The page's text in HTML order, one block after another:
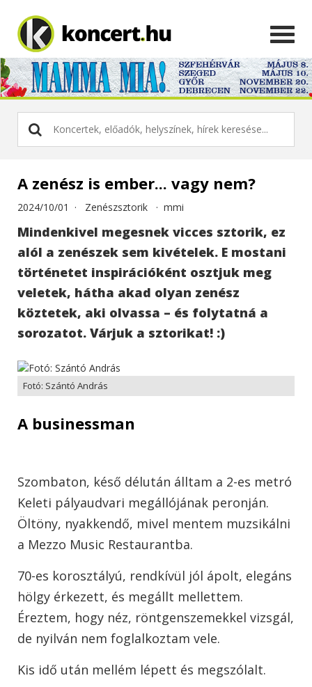
A zenész is ember... vagy nem?
2024/10/01 · Zenészsztorik · mmi
Mindenkivel megesnek vicces sztorik, ez
alól a zenészek sem kivételek. E mostani
történetet inspirációként osztjuk meg
veletek, hátha akad olyan zenész
köztetek, aki olvassa – és folytatná a
sorozatot. Várjuk a sztorikat! :)
Fotó: Szántó András
A businessman
Szombaton, késő délután álltam a 2-es metró
Keleti pályaudvari megállójának peronján.
Öltöny, nyakkendő, mivel mentem muzsikálni
a Mezzo Music Restaurantba.
70-es korosztályú, rendkívül jól ápolt, elegáns
hölgy érkezett, és megállt mellettem.
Éreztem, hogy néz, röntgenszemekkel vizsgál,
de nyilván nem foglalkoztam vele.
Kis idő után mellém lépett és megszólalt.